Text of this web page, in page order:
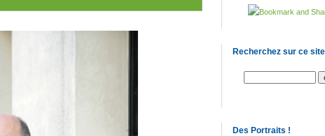
Recherchez sur ce
Des Portraits !